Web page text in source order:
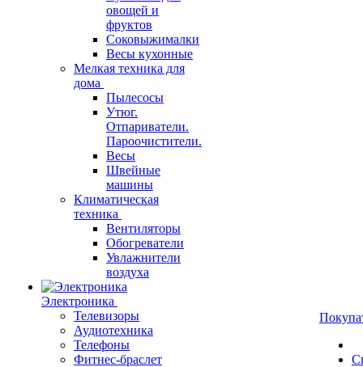
овощей и
фруктов
Соковыжималки
Весы кухонные
Мелкая техника для
дома
Пылесосы
Утюг.
Отпариватели.
Пароочистители.
Весы
Швейные
машины
Климатическая
техника
Вентиляторы
Обогреватели
Увлажнители
воздуха
Электроника
Телевизоры
Аудиотехника
Телефоны
Фитнес-браслет